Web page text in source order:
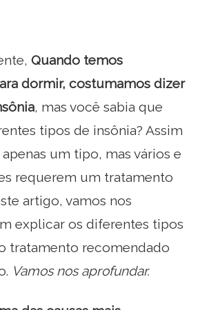
Quando temos
dormir, costumamos dizer
, mas você sabia que
tipos de insônia? Assim
um tipo, mas vários e
requerem um tratamento
artigo, vamos nos
explicar os diferentes tipos
tratamento recomendado
Vamos nos aprofundar.